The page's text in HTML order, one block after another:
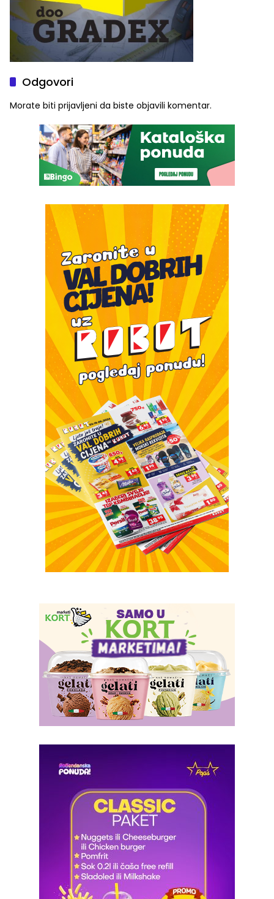
Odgovori
Morate biti prijavljeni da biste objavili komentar.